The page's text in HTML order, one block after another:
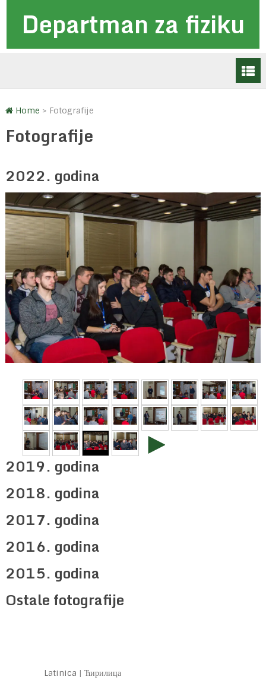
Departman za fiziku
Home > Fotografije
Fotografije
2022. godina
►
2019. godina
2018. godina
2017. godina
2016. godina
2015. godina
Ostale fotografije
Latinica | Ћирилица